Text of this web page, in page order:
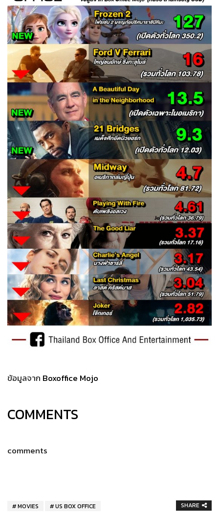
ข้อมูลจาก Boxoffice Mojo
COMMENTS
comments
MOVIES US BOX OFFICE SHARE